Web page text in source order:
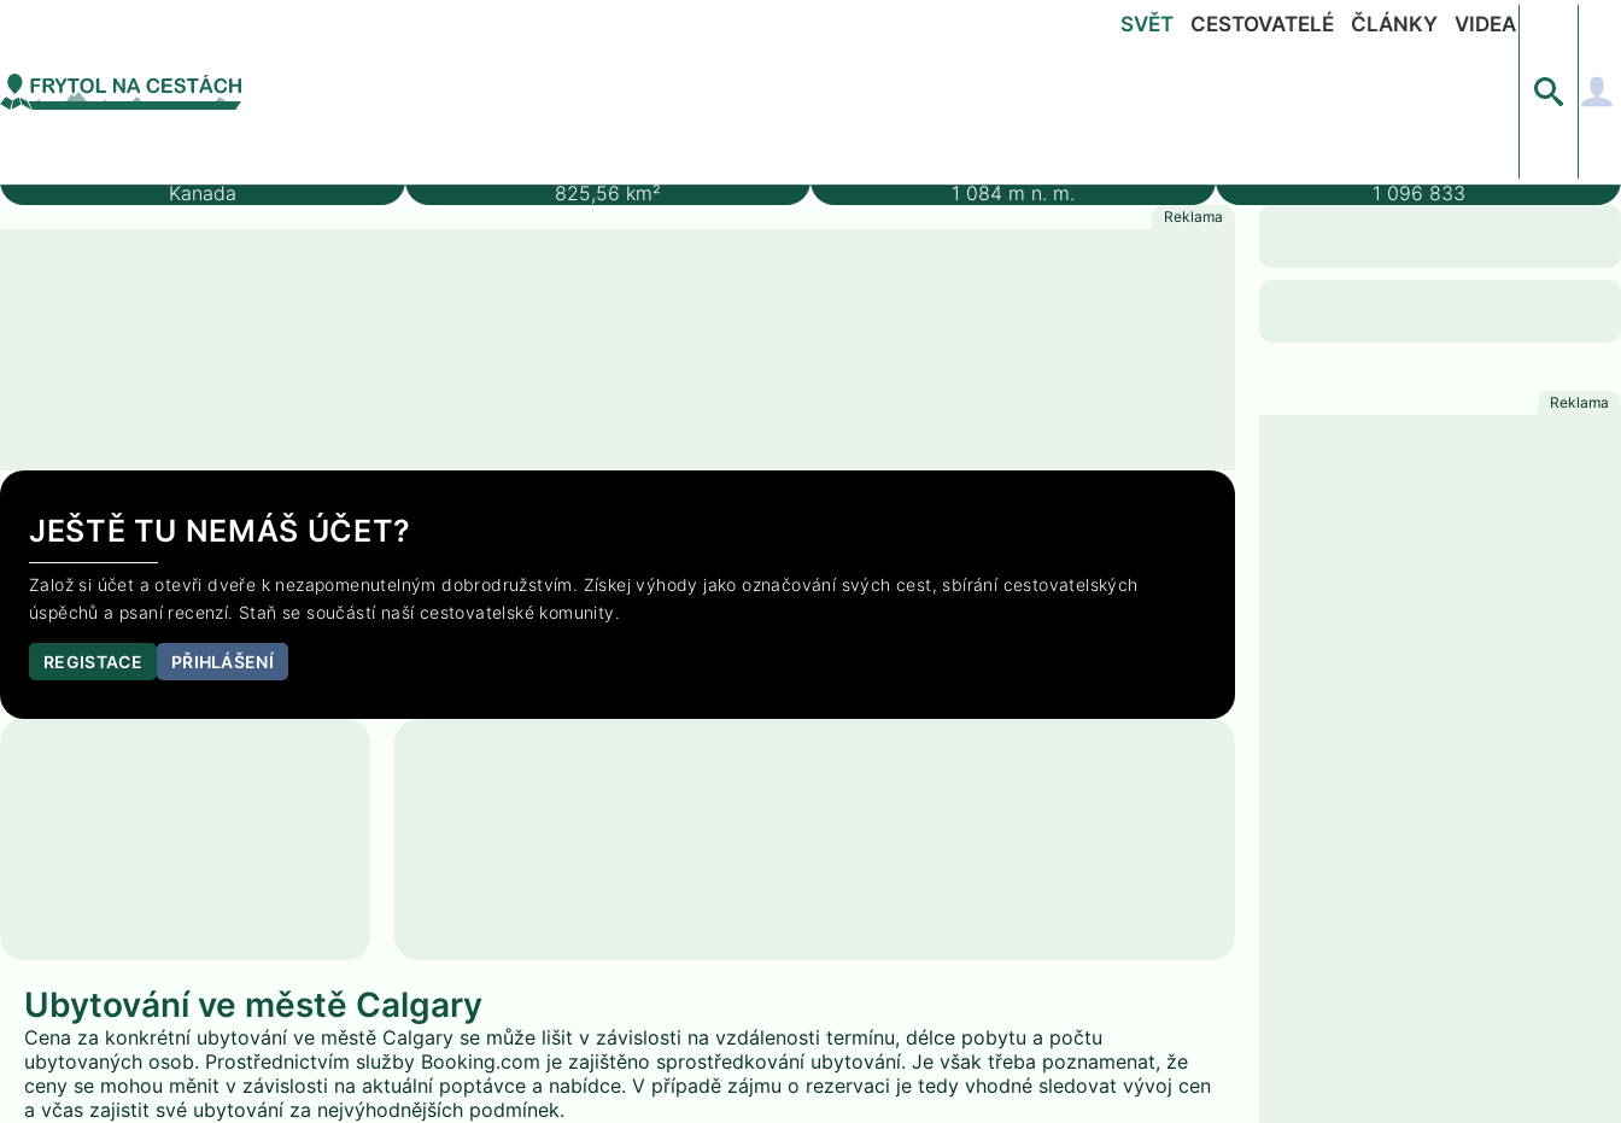
SVĚT CESTOVATELÉ ČLÁNKY VIDEA
Severní Amerika
Kanada 825,56km² 1 084m n. m. 1 096 833
JEŠTĚ TU NEMÁŠ ÚČET?
Založ si účet a otevři dveře k nezapomenutelným dobrodružstvím. Získej výhody jako označování svých cest, sbírání cestovatelských
úspěchů a psaní recenzí. Staň se součástí naší cestovatelské komunity.
REGISTACE PŘIHLÁŠENÍ
Ubytování ve městě Calgary
Cena za konkrétní ubytování ve městě Calgary se může lišit v závislosti na vzdálenosti termínu, délce pobytu a počtu
ubytovaných osob. Prostřednictvím služby Booking.com je zajištěno sprostředkování ubytování. Je však třeba poznamenat, že
ceny se mohou měnit v závislosti na aktuální poptávce a nabídce. V případě zájmu o rezervaci je tedy vhodné sledovat vývoj cen
a včas zajistit své ubytování za nejvýhodnějších podmínek.